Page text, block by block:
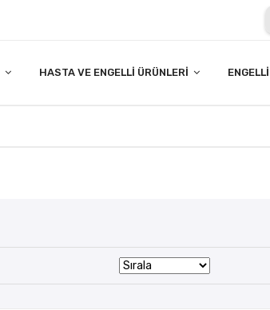
HASTA VE ENGELLI ÜRÜNLERI